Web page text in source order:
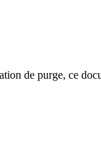
de purge, ce